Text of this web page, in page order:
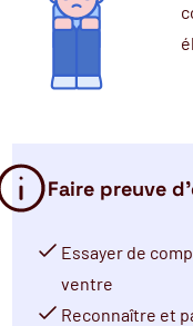
Faire preuve
Essayer de
ventre
Reconnaître et